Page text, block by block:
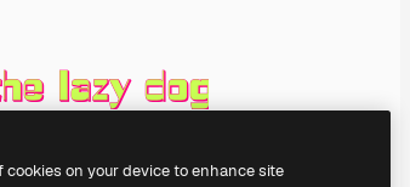
on your device to enhance site